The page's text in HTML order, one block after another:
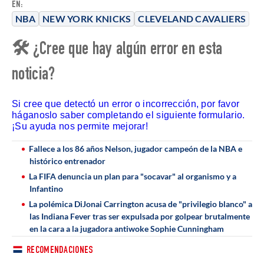
EN:
NBA NEW YORK KNICKS CLEVELAND CAVALIERS
🛠 ¿Cree que hay algún error en esta
noticia?
Si cree que detectó un error o incorrección, por favor
háganoslo saber completando el siguiente formulario.
¡Su ayuda nos permite mejorar!
Fallece a los 86 años Nelson, jugador campeón de la NBA e
histórico entrenador
La FIFA denuncia un plan para "socavar" al organismo y a
Infantino
La polémica DiJonai Carrington acusa de "privilegio blanco" a
las Indiana Fever tras ser expulsada por golpear brutalmente
en la cara a la jugadora antiwoke Sophie Cunningham
RECOMENDACIONES